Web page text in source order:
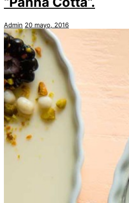
Admin 20 mayo, 2016